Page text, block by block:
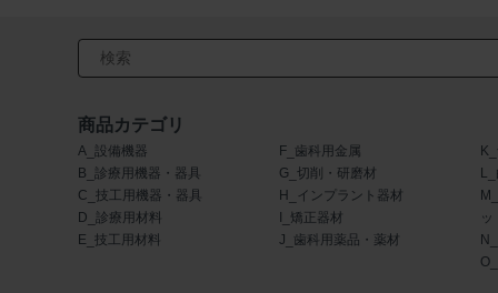
検索キーワード入力
商品カテゴリ
A_設備機器
B_診療用機器・器具
C_技工用機器・器具
D_診療用材料
E_技工用材料
F_歯科用金属
G_切削・研磨材
H_インプラント器材
I_矯正器材
J_歯科用薬品・薬材
ッ